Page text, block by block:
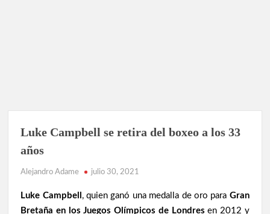
BOXEO
Luke Campbell se retira del boxeo a los 33
años
Alejandro Adame julio 30, 2021
Luke Campbell , quien ganó una medalla de oro para Gran
Bretaña en los Juegos Olímpicos de Londres en 2012 y